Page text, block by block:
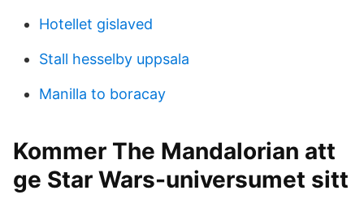
Hotellet gislaved
Stall hesselby uppsala
Manilla to boracay
Kommer The Mandalorian att
ge Star Wars-universumet sitt